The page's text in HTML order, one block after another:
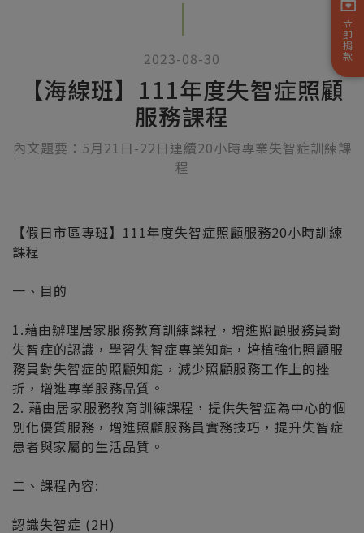
立
即
捐
款
2023-08-30
【海線班】111年度失智症照顧
服務課程
內文題要：5月21日-22日連續20小時專業失智症訓練課
程
【假日市區專班】111年度失智症照顧服務20小時訓練
課程
一、目的
1.藉由辦理居家服務教育訓練課程，增進照顧服務員對
失智症的認識，學習失智症專業知能，培植強化照顧服
務員對失智症的照顧知能，減少照顧服務工作上的挫
折，增進專業服務品質。
2. 藉由居家服務教育訓練課程，提供失智症為中心的個
別化優質服務，增進照顧服務員實務技巧，提升失智症
患者與家屬的生活品質。
二、課程內容:
認識失智症 (2H)